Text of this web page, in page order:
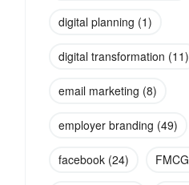
digital planning (1)
digital transformation (11)
email marketing (8)
employer branding (49)
facebook (24) FMCG